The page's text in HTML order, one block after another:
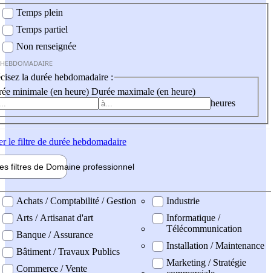
Temps plein
Temps partiel
Non renseignée
la durée hebdomadaire :
minimale (en heure) Durée maximale (en heure)
heures
le filtre de durée hebdomadaire
filtres de Domaine professionnel
professionel
Achats / Comptabilité / Gestion
Arts / Artisanat d'art
Banque / Assurance
Bâtiment / Travaux Publics
Commerce / Vente
Industrie
Informatique /
Télécommunication
Installation / Maintenance
Marketing / Stratégie